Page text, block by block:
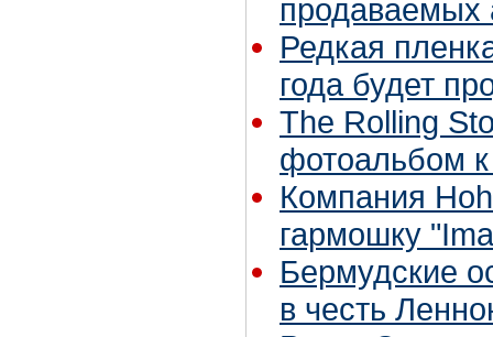
продаваемых
Редкая
года будет
The Rolling
фотоальбом
Компания
гармошку
Бермудские
в честь